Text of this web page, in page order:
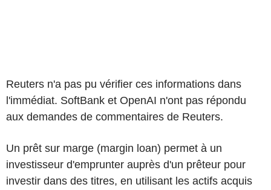
Reuters n'a pas pu vérifier ces informations dans
l'immédiat. SoftBank et OpenAI n'ont pas répondu
aux demandes de commentaires de Reuters.
Un prêt sur marge (margin loan) permet à un
investisseur d'emprunter auprès d'un prêteur pour
investir dans des titres, en utilisant les actifs acquis